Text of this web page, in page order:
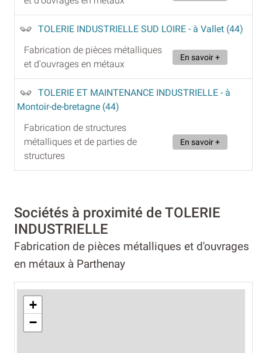
TOLERIE INDUSTRIELLE SUD LOIRE - à Vallet (44)
Fabrication de pièces métalliques
et d'ouvrages en métaux
En savoir +
TOLERIE ET MAINTENANCE INDUSTRIELLE - à
Montoir-de-bretagne (44)
Fabrication de structures
métalliques et de parties de
structures
En savoir +
Sociétés à proximité de TOLERIE
INDUSTRIELLE
Fabrication de pièces métalliques et d'ouvrages
en métaux à Parthenay
+
−